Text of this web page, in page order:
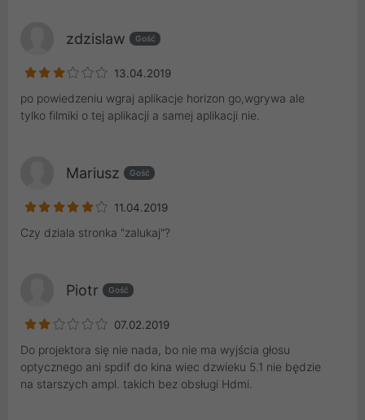
zdzislaw Gość
13.04.2019
po powiedzeniu wgraj aplikacje horizon go,wgrywa ale
tylko filmiki o tej aplikacji a samej aplikacji nie.
Mariusz Gość
11.04.2019
Czy dziala stronka "zalukaj"?
Piotr Gość
07.02.2019
Do projektora się nie nada, bo nie ma wyjścia głosu
optycznego ani spdif do kina wiec dzwieku 5.1 nie będzie
na starszych ampl. takich bez obsługi Hdmi.